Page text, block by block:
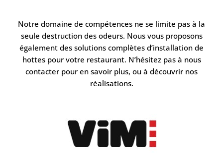
Notre domaine de compétences ne se limite pas à la
seule destruction des odeurs. Nous vous proposons
également des solutions complètes d’installation de
hottes pour votre restaurant. N’hésitez pas à nous
contacter pour en savoir plus, ou à découvrir nos
réalisations.